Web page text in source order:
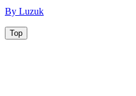
By Luzuk
Top